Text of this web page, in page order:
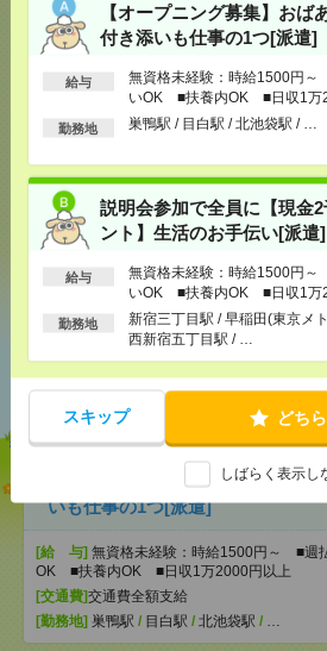
【オープニング募集】おば
付き添いも仕事の1つ[派遣]
給与
無資格未経験：時給1500円
いOK ■扶養内OK ■日収1万
以上
勤務地 巣鴨駅 / 目白駅 / 北池袋駅 / …
説明会参加で全員に【現金
ント】生活のお手伝い[派遣]
給与
無資格未経験：時給1500円
いOK ■扶養内OK ■日収1万
以上
勤務地
新宿三丁目駅 / 早稲田(東京メ
西新宿五丁目駅 / …
スキップ どち
しばらく表示し
応募ページ
気になる
メールで送る
ツイート
あなたの閲覧履歴からの
おすすめ
【オープニング募集】おばあちゃ
いも仕事の1つ[派遣]
[給 与] 無資格未経験：時給1500円～ ■週
OK ■扶養内OK ■日収1万2000円以上
[交通費]交通費全額支給
[勤務地] 巣鴨駅 / 目白駅 / 北池袋駅 / …